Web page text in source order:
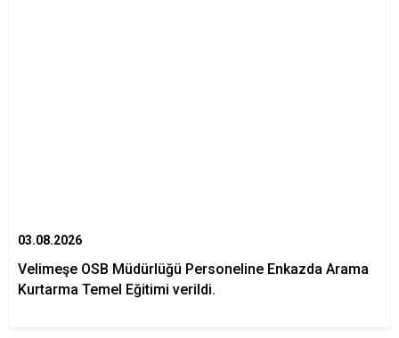
03.08.2026
Velimeşe OSB Müdürlüğü Personeline Enkazda Arama
Kurtarma Temel Eğitimi verildi.